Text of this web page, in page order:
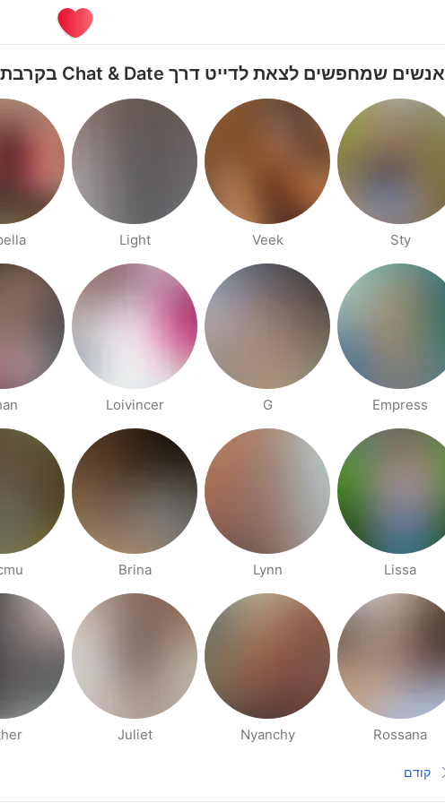
אנשים שמחפשים לצאת לדייט דרך Chat & Date בקרבת קניה
Sty
Veek
Light
Empress
G
Loivincer
Lissa
Lynn
Brina
Rossana
Nyanchy
Juliet
עמוד קודם
קודם